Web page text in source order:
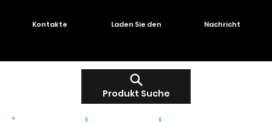
Produkt Suche
Kontakte Laden Sie den Nachricht